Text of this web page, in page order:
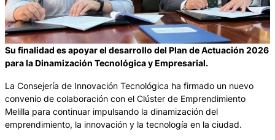
Su finalidad es apoyar el desarrollo del Plan de Actuación 2026
para la Dinamización Tecnológica y Empresarial.
La Consejería de Innovación Tecnológica ha firmado un nuevo
convenio de colaboración con el Clúster de Emprendimiento
Melilla para continuar impulsando la dinamización del
emprendimiento, la innovación y la tecnología en la ciudad.